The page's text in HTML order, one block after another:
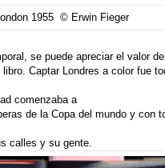
1955 © Erwin Fieger
se puede apreciar el valor de
Captar Londres a color fue
comenzaba a
de la Copa del mundo y con
calles y su gente.